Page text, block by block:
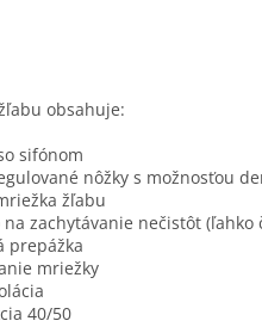
obsahuje:
sifónom
nôžky s možnosťou
žľabu
zachytávanie nečistôt (ľahko
prepážka
mriežky
40/50